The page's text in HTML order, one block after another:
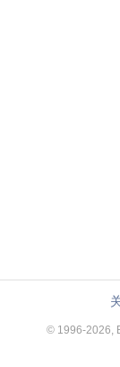
© 1996-2026,